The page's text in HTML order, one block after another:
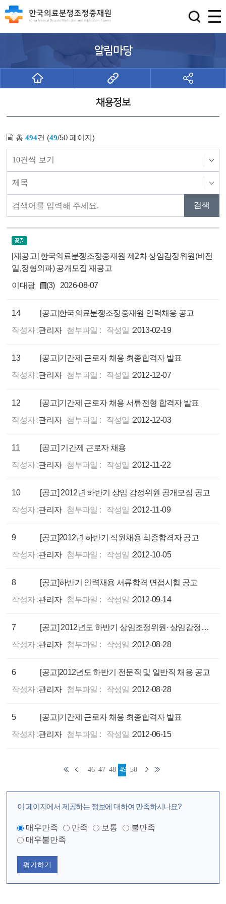
알림마당
채용정보
총494건 (49/50 페이지)
[재공고] 한국의료분쟁조정중재원 제2차 상임감정위원(비전
일,정형외과) 공개모집 재공고
이대광
(3) 2026-08-07
14
[공고]한국의료분쟁조정중재원 인력채용 공고
작성자 :관리자 첨부파일 : 작성일 :2013-02-19
13
[공고]기간제 근로자 채용 최종합격자 발표
작성자 :관리자 첨부파일 : 작성일 :2012-12-07
12
[공고]기간제 근로자 채용 서류전형 합격자 발표
작성자 :관리자 첨부파일 : 작성일 :2012-12-03
11
[공고] 기간제 근로자 채용
작성자 :관리자 첨부파일 : 작성일 :2012-11-22
10
[공고] 2012년 하반기 상임 감정위원 공개모집 공고
작성자 :관리자 첨부파일 : 작성일 :2012-11-09
9
[공고]2012년 하반기 직원채용 최종합격자 공고
작성자 :관리자 첨부파일 : 작성일 :2012-10-05
8
[공고]하반기 인력채용 서류합격 면접시험 공고
작성자 :관리자 첨부파일 : 작성일 :2012-09-14
7
[공고] 2012년도 하반기 상임조정위원· 상임감정위원 공개모집 공고
작성자 :관리자 첨부파일 : 작성일 :2012-08-28
6
[공고]2012년도 하반기 전문직 및 일반직 채용 공고
작성자 :관리자 첨부파일 : 작성일 :2012-08-28
5
[공고]기간제 근로자 채용 최종합격자 발표
작성자 :관리자 첨부파일 : 작성일 :2012-06-15
46 47 48 49 50
이 페이지에서 제공하는 정보에 대하여 만족하시나요?
매우만족 만족 보통
불만족
매우불만족
평가하기